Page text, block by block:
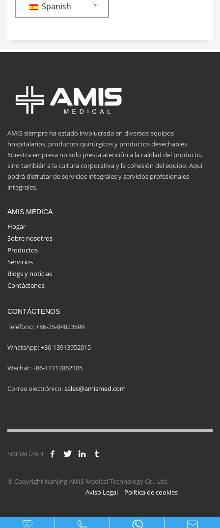
Spanish
AMIS siempre ha estado involucrada en diversos equipos
hospitalarios, productos quirúrgicos y productos desechables.
Nuestra empresa no solo presta atención a la calidad del producto,
sino también a la cultura corporativa y la cohesión del equipo. Aquí
podrá disfrutar de servicios integrales y servicios profesionales
integrales.
AMIS MEDICA
Hogar
Sobre nosotros
Productos
Servicios
Blogs y noticias
Contáctenos
CONTÁCTENOS
Teléfono: +86-25-84823599
WhatsApp: +86-13913952015
Wechat: +86-17712862105
Correo electrónico:sales@amismed.com
SOCIALÍZATE
© Copyright Nanjing AMIS Medical Technology Co., Ltd.
Aviso Legal | Política de cookies